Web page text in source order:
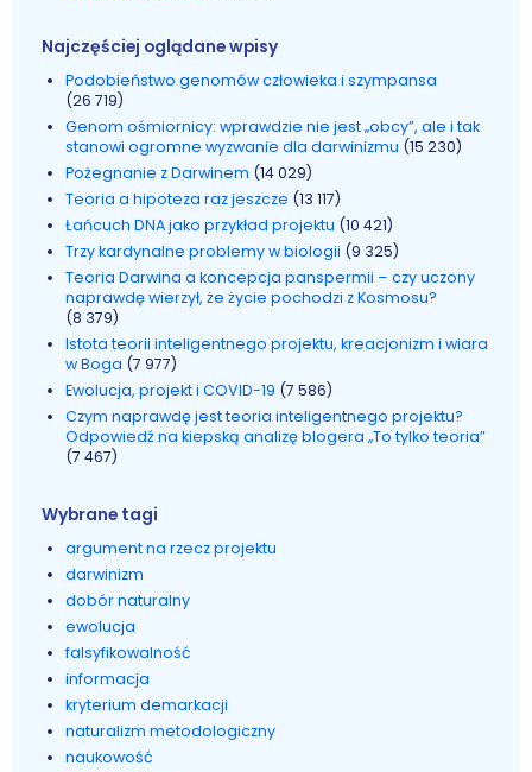
Najczęściej oglądane wpisy
Podobieństwo genomów człowieka i szympansa
(26 719)
Genom ośmiornicy: wprawdzie nie jest „obcy”, ale i tak
stanowi ogromne wyzwanie dla darwinizmu (15 230)
Pożegnanie z Darwinem (14 029)
Teoria a hipoteza raz jeszcze (13 117)
Łańcuch DNA jako przykład projektu (10 421)
Trzy kardynalne problemy w biologii (9 325)
Teoria Darwina a koncepcja panspermii – czy uczony
naprawdę wierzył, że życie pochodzi z Kosmosu?
(8 379)
Istota teorii inteligentnego projektu, kreacjonizm i wiara
w Boga (7 977)
Ewolucja, projekt i COVID-19 (7 586)
Czym naprawdę jest teoria inteligentnego projektu?
Odpowiedź na kiepską analizę blogera „To tylko teoria”
(7 467)
Wybrane tagi
argument na rzecz projektu
darwinizm
dobór naturalny
ewolucja
falsyfikowalność
informacja
kryterium demarkacji
naturalizm metodologiczny
naukowość